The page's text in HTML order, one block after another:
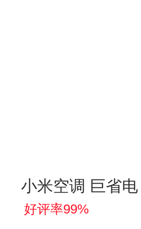
小米空调 巨省电 1.
5匹挂机 一级能效
好评率99%